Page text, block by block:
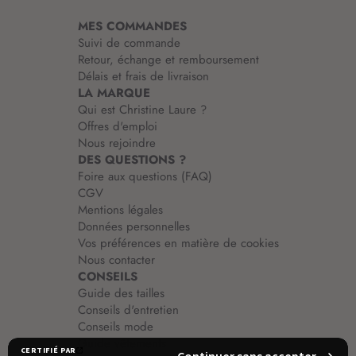
MES COMMANDES
Suivi de commande
Retour, échange et remboursement
Délais et frais de livraison
LA MARQUE
Qui est Christine Laure ?
Offres d'emploi
Nous rejoindre
DES QUESTIONS ?
Foire aux questions (FAQ)
CGV
Mentions légales
Données personnelles
Vos préférences en matière de cookies
Nous contacter
CONSEILS
Guide des tailles
Conseils d'entretien
Conseils mode
Guide vêtements